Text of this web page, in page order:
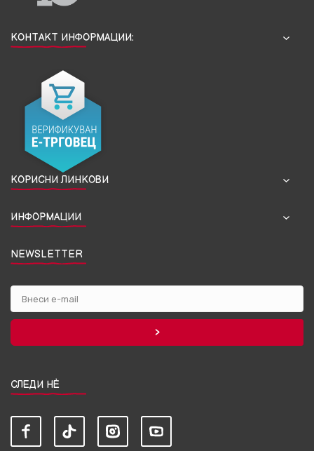
КОНТАКТ ИНФОРМАЦИИ:
КОРИСНИ ЛИНКОВИ
ИНФОРМАЦИИ
NEWSLETTER
СЛЕДИ НЀ